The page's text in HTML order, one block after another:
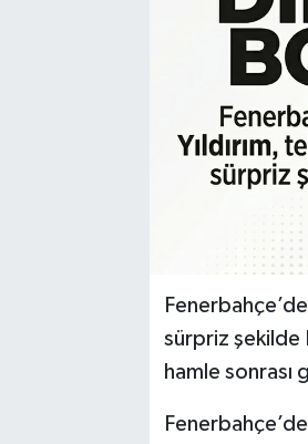
sürpriz şekilde
hamle